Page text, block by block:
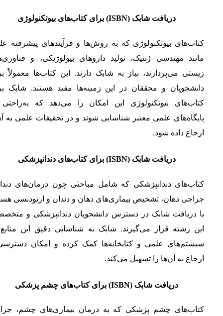
دریافت شابک (ISBN) برای کتاب‌های بیوتکنولوژی
کتاب‌های بیوتکنولوژی که به روش‌ها و فرآیندهای پیشرفته
مانند مهندسی ژنتیک، تولید داروهای بیولوژیکی، و
زیستی می‌پردازند، نیاز به شابک دارند. این کتاب‌ها معمولاً
دانشجویان و محققان در این زمینه‌ها مفید هستند. شابک
کتاب‌های بیوتکنولوژی این امکان را می‌دهد که
پایگاه‌های علمی معتبر شناسایی شوند و در تحقیقات علمی به
ارجاع داده شود.
دریافت شابک (ISBN) برای کتاب‌های دندانپزشکی
کتاب‌های دندانپزشکی که شامل مباحثی چون درمان‌های
جراحی دهان، تشخیص بیماری‌های دهان و دندان و ارتودنسی
با دریافت شابک در دسترس دانشجویان دندانپزشکی و
این رشته قرار می‌گیرند. شابک به شناسایی دقیق این
سیستم‌های علمی و کتابخانه‌ها کمک کرده و امکان
ارجاع به آن‌ها را تسهیل می‌کند.
دریافت شابک (ISBN) برای کتاب‌های چشم پزشکی
کتاب‌های چشم پزشکی که به درمان بیماری‌های چشم،